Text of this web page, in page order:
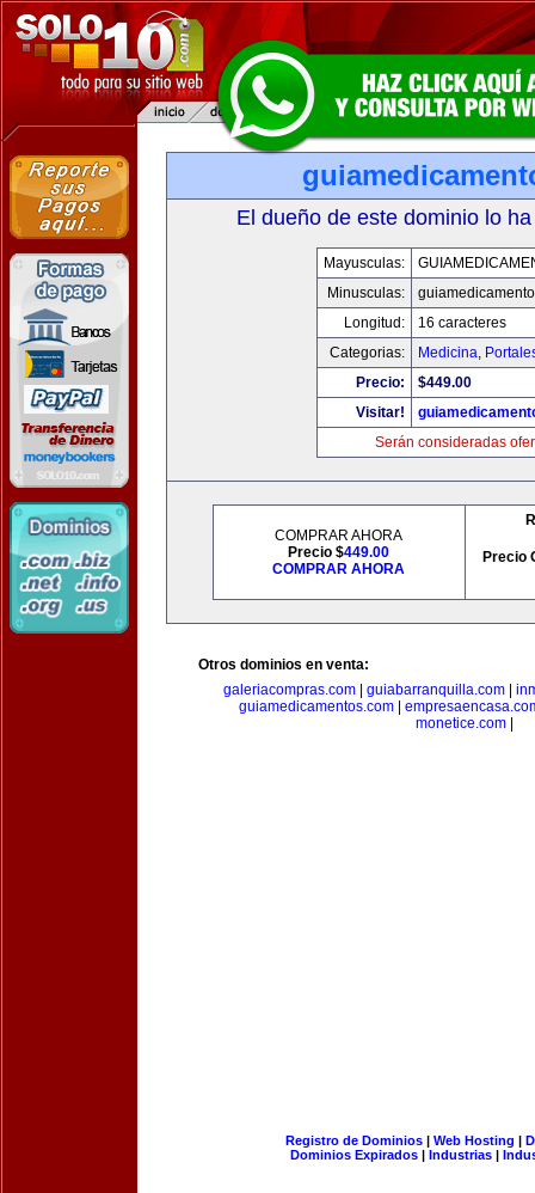
El dueño de este dominio lo
Mayusculas:
Minusculas:
Longitud:
16 caracteres
Categorias:
Medicina,
Precio:
$449.00
Visitar!
Serán consideradas
COMPRAR AHORA
Precio $449.00
COMPRAR AHORA
Precio
Otros dominios en venta:
galeriacompras.com
guiabarranquilla.com
guiamedicamentos.com|
monetice.com
Registro de Dominios| Web Hosting |
Dominios Expirados | Industrias |